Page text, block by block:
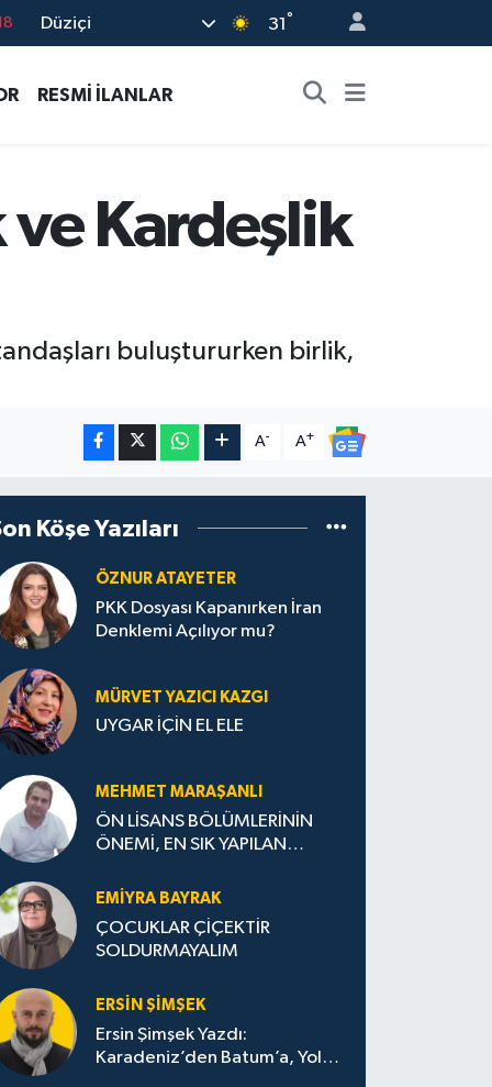
Düziçi 31 °
RESMİ İLANLAR
ve Kardeşlik
buluştururken birlik,
A- A+
Köşe Yazıları
ÖZNUR ATAYETER
PKK Dosyası Kapanırken İran
Denklemi Açılıyor mu?
MÜRVET YAZICI KAZGI
UYGAR İÇİN EL ELE
MEHMET MARAŞANLI
ÖN LİSANS BÖLÜMLERİNİN
ÖNEMİ, EN SIK YAPILAN
STRATEJİLERİ
EMIYRA BAYRAK
ÇOCUKLAR ÇİÇEKTİR
SOLDURMAYALIM
ERSIN ŞIMŞEK
Ersin Şimşek Yazdı:
Karadeniz’den Batum’a, Yolun